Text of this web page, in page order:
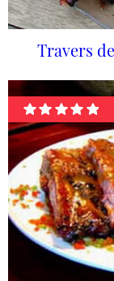
Travers